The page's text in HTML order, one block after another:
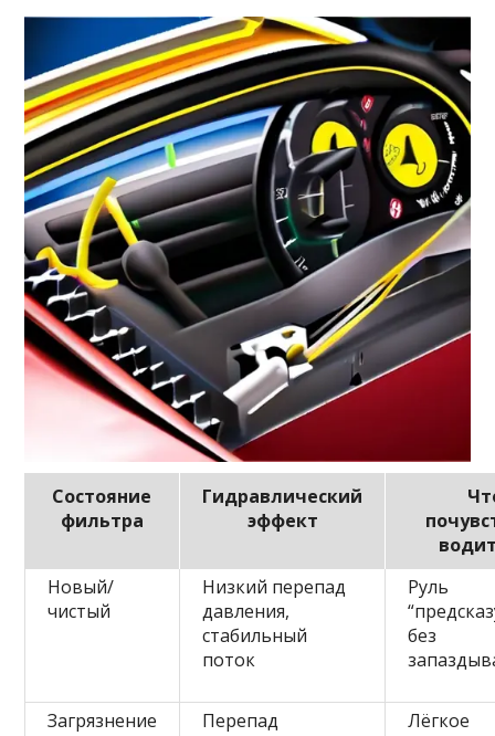
Состояние
фильтра
Гидравлический
эффект
Новый/
чистый
Низкий перепад
давления,
стабильный
поток
Руль
без
Загрязнение
Перепад
Лёгкое